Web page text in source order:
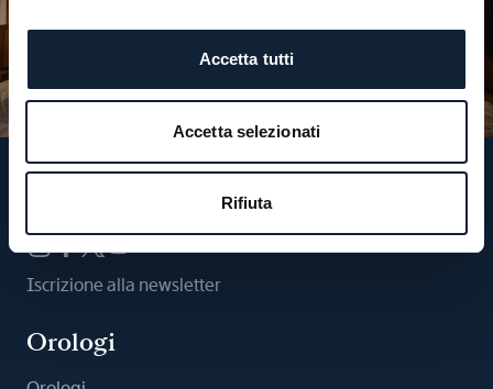
Accetta tutti
Accetta selezionati
Rifiuta
Iscrizione alla newsletter
Orologi